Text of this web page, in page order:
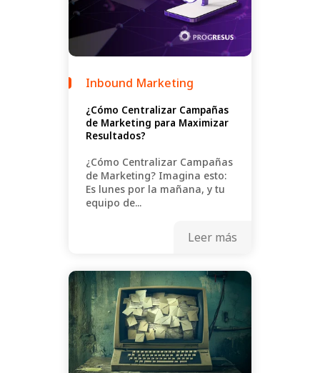
Inbound Marketing
¿Cómo Centralizar Campañas
de Marketing para Maximizar
Resultados?
¿Cómo Centralizar Campañas
de Marketing? Imagina esto:
Es lunes por la mañana, y tu
equipo de...
Leer más